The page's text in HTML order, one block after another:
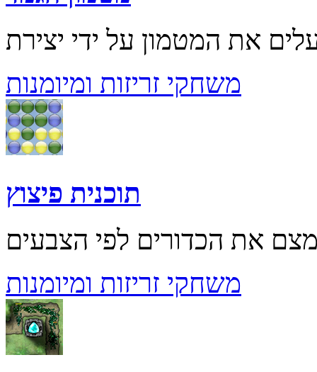
משחקי זריזות ומיומנות
תוכנית פיצוץ
משחקי זריזות ומיומנות